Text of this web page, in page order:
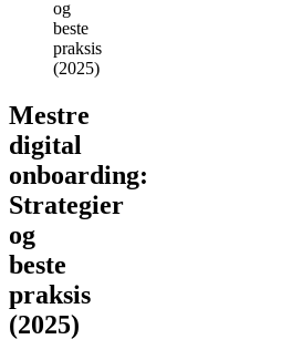
og
beste
praksis
(2025)
Mestre
digital
onboarding:
Strategier
og
beste
praksis
(2025)